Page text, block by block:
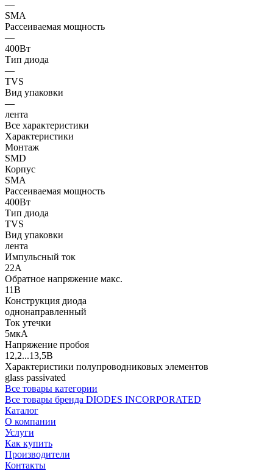
—
SMA
Рассеиваемая мощность
—
400Вт
Тип диода
—
TVS
Вид упаковки
—
лента
Все характеристики
Характеристики
Монтаж
SMD
Корпус
SMA
Рассеиваемая мощность
400Вт
Тип диода
TVS
Вид упаковки
лента
Импульсный ток
22А
Обратное напряжение макс.
11В
Конструкция диода
однонаправленный
Ток утечки
5мкА
Напряжение пробоя
12,2...13,5В
Характеристики полупроводниковых элементов
glass passivated
Все товары категории
Все товары бренда DIODES INCORPORATED
Каталог
О компании
Услуги
Как купить
Производители
Контакты